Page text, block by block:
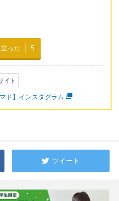
った 5
イト
ド】インスタグラム
ツイート